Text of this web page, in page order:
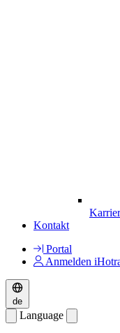
Kontakt
Portal
Anmelden
de
Language